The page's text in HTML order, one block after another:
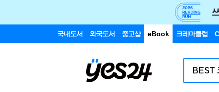
국내도서 외국도서 중고샵 eBook 크레마클럽